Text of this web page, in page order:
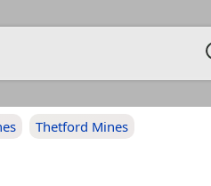
Thetford Mines